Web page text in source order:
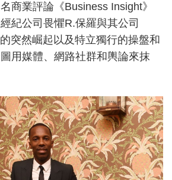
商業評論《Business Insight》
紀公司畏懼R.保羅與其公司
突然崛起以及特立獨行的操盤和
用媒體、網路社群和輿論來抹